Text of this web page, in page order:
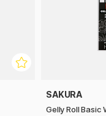
SAKURA
Gelly Roll